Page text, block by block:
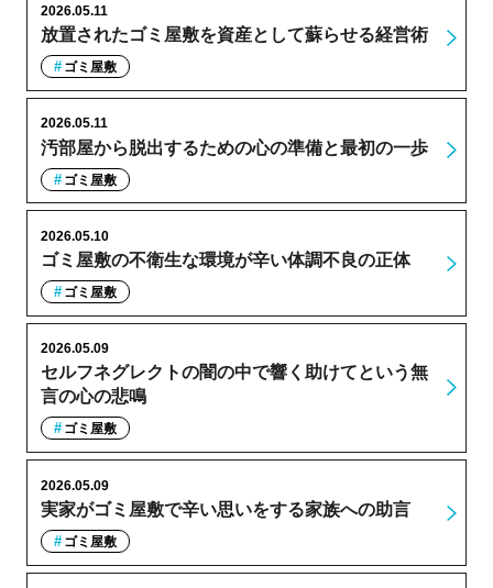
放置されたゴミ屋敷を資産として蘇らせる経営術
2026.05.11
ゴミ屋敷
汚部屋から脱出するための心の準備と最初の一歩
2026.05.11
ゴミ屋敷
ゴミ屋敷の不衛生な環境が辛い体調不良の正体
2026.05.10
ゴミ屋敷
セルフネグレクトの闇の中で響く助けてという無
言の心の悲鳴
2026.05.09
ゴミ屋敷
実家がゴミ屋敷で辛い思いをする家族への助言
2026.05.09
ゴミ屋敷